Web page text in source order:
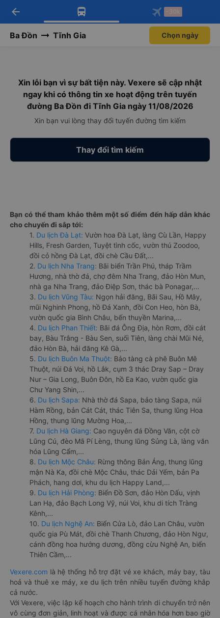
Tải app Vexere ngay!
Nhận ưu đãi thành viên độc
Mở app
Tải app Vexere
-30k/ghế khi đặt vé máy bay qua
Mở app
arrow_back -30k
Ba Đồn Tĩnh Gia Chọn ngày
Xin lỗi bạn vì sự bất tiện này. Vexere sẽ cập nhật
ngay khi có thông tin xe hoạt động trên tuyến
đường Ba Đồn đi Tĩnh Gia ngày 11/08/2026
Xin bạn vui lòng thay đổi tuyến đường tìm kiếm
Thay đổi tìm kiếm
Bạn có thể tham khảo thêm một số điểm đến hấp dẫn khác
cho chuyến đi sắp tới:
1. Du lịch Đà Lạt: Vườn hoa Đà Lạt, làng Cù Lần, Happy
Hills, Fresh Garden, Tuyệt tình cốc, vườn thú Zoodoo,
đồi cỏ hồng Đà Lạt, đồi chè Cầu Đất,...
2. Du lịch Nha Trang: Bãi biển Trần Phú, tháp Trầm
Hương, nhà thờ đá, chợ đêm Nha Trang, đảo Hòn Mun,
nhà ga Nha Trang, đảo Điệp Sơn, thác bà Ponagar,...
3. Du lịch Vũng Tàu: Ngọn hải đăng, Bãi Sau, Hồ Mây,
mũi Nghinh Phong, hồ Đá Xanh, đồi Con Heo, hòn Bà,
vườn quốc gia Bình Châu, bến thuyền Marina,...
4. Du lịch Phan Thiết: Bãi đá Ông Địa, hòn Rơm, đồi cát
bay, Bàu Trắng - Bàu Sen, suối Tiên, làng chài Mũi Né,
đảo Hòn Bà, hải đăng Kê Gà,...
5. Du lịch Buôn Ma Thuột: Bảo tàng cà phê Buôn Mê
Thuột, núi Đá Voi, hồ Lắk, cụm 3 thác Dray Sap – Dray
Nur – Gia Long, Buôn Đôn, hồ Ea Kao, vườn quốc gia
Chư Yang Shin,...
6. Du lịch Sapa: Nhà thờ đá Sapa, bảo tàng Sapa, núi
Hàm Rồng, bản Cát Cát, thác Tiên Sa, thung lũng Hoa
Hồng, thung lũng Mường Hoa,...
7. Du lịch Hà Giang: Cao nguyên đá Đồng Văn, cột cờ
Lũng Cú, đèo Mã Pí Lèng, thung lũng Sủng Là, làng văn
hóa Lũng Cẩm,...
8. Du lịch Mộc Châu: Rừng thông Bản Áng, thung lũng
mận Nà Ka, đồi chè Mộc Châu, thác Dải Yếm, bản Pa
Phách, hang dơi, khu du lịch Happy Land,...
9. Du lịch Hải Phòng: Biển Đồ Sơn, đảo Hòn Dấu, vịnh
Lan Hạ, đảo Bạch Long Vỹ, núi Voi, khu di tích Tràng
Kênh,...
10. Du lịch Nghệ An: Biển Cửa Lò, đảo Lan Châu, vườn
quốc gia Pù Mát, đồi chè Thanh Chương, đảo Hòn Ngư,
cánh đồng hoa hướng dương, đồng cừu Nghệ An, biển
Thiên Cầm,...
Vexere.com là hệ thống hỗ trợ đặt vé xe khách, máy bay, tàu
hoả và thuê xe máy, xe du lịch trên nhiều tuyến đường khắp
cả nước.
Với Vexere, việc lập kế hoạch cho hành trình di chuyển trở nên
vô cùng đơn giản, linh hoạt và được cá nhân hóa hơn bao giờ